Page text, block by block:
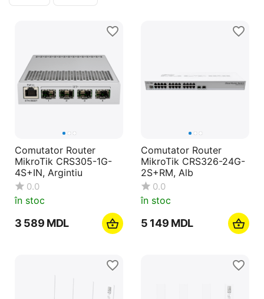
Comutator Router
MikroTik CRS305-1G-
4S+IN, Argintiu
0.0
în stoc
3 589 MDL
Comutator Router
MikroTik CRS326-24G-
2S+RM, Alb
0.0
în stoc
5 149 MDL